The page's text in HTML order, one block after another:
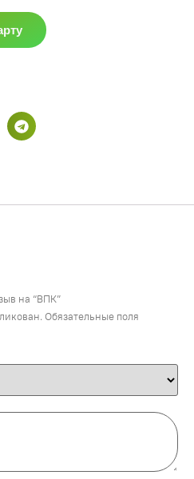
на “ВПК”
Обязательные поля